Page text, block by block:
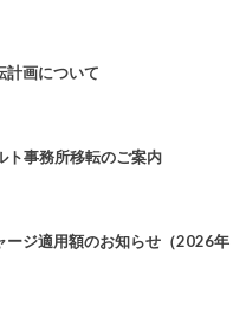
計画について
ト事務所移転のご案内
ージ適用額のお知らせ（2026年